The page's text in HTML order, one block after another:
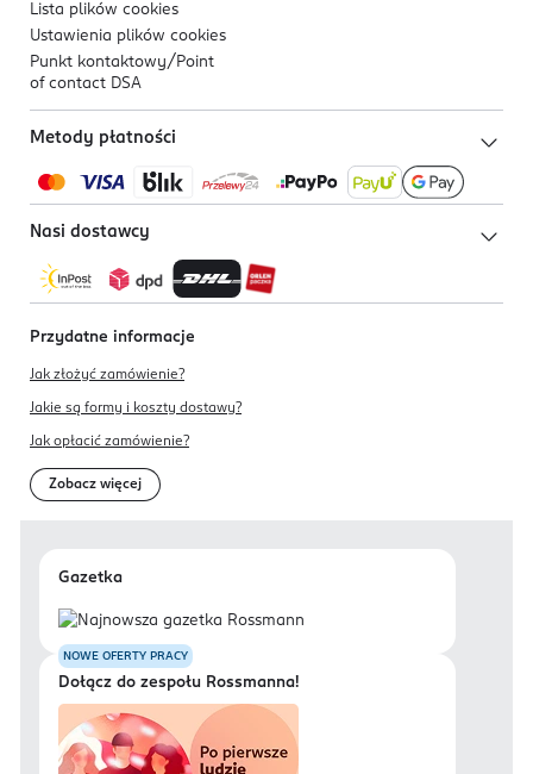
Lista plików cookies
Ustawienia plików cookies
Punkt kontaktowy/ Point
of contact DSA
Metody płatności
Nasi dostawcy
Przydatne informacje
Jak złożyć zamówienie?
Jakie są formy i koszty dostawy?
Jak opłacić zamówienie?
Zobacz więcej
Gazetka
NOWE OFERTY PRACY
Dołącz do zespołu Rossmanna!